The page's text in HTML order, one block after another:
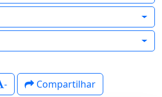
- Compartilhar